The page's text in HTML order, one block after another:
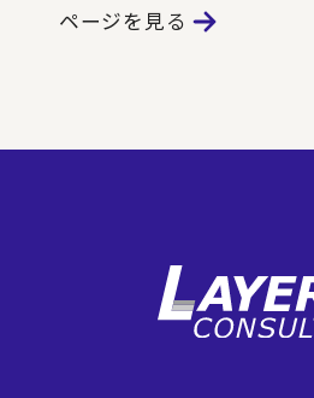
ページを見る